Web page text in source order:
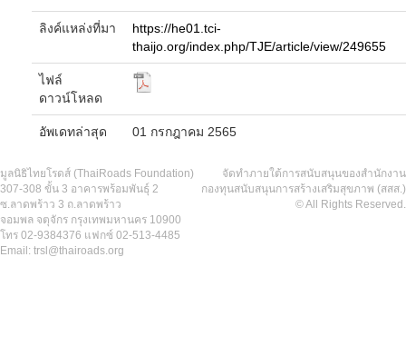
ลิงค์แหล่งที่มา
https://he01.tci-
thaijo.org/index.php/TJE/article/view/249655
ไฟล์
ดาวน์โหลด
อัพเดทล่าสุด 01 กรกฎาคม 2565
มูลนิธิไทยโรดส์ (ThaiRoads Foundation)
307-308 ขั้น 3 อาคารพร้อมพันธุ์ 2
ซ.ลาดพร้าว 3 ถ.ลาดพร้าว
จอมพล จตุจักร กรุงเทพมหานคร 10900
โทร 02-9384376 แฟกซ์ 02-513-4485
Email: trsl@thairoads.org
จัดทำภายใต้การสนับสนุนของสำนักงาน
กองทุนสนับสนุนการสร้างเสริมสุขภาพ (สสส.)
© All Rights Reserved.